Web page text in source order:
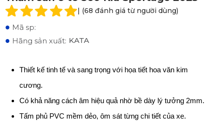
| (68 đánh giá từ người dùng)
● Mã sp:
● Hãng sản xuất: KATA
Thiết kế tinh tế và sang trọng với họa tiết hoa văn kim
cương.
Có khả năng cách âm hiệu quả nhờ bề dày lý tưởng 2mm.
Tấm phủ PVC mềm dẻo, ôm sát từng chi tiết của xe.